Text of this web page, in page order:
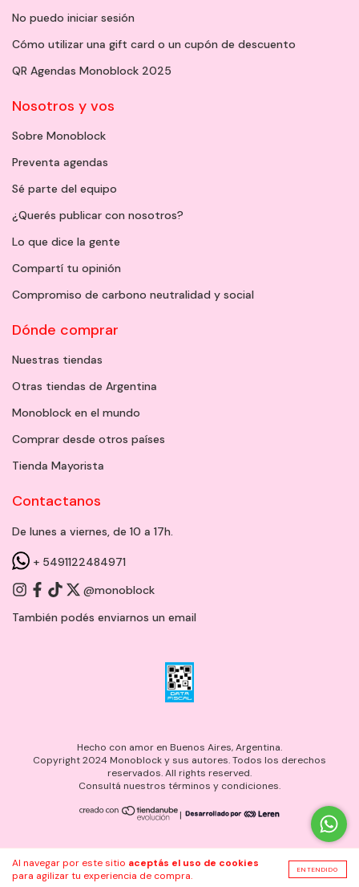
Al navegar por este sitio aceptás el uso de cookies
para agilizar tu experiencia de compra.
ENTENDIDO
No puedo iniciar sesión
Cómo utilizar una gift card o un cupón de descuento
QR Agendas Monoblock 2025
Nosotros y vos
Sobre Monoblock
Preventa agendas
Sé parte del equipo
¿Querés publicar con nosotros?
Lo que dice la gente
Compartí tu opinión
Compromiso de carbono neutralidad y social
Dónde comprar
Nuestras tiendas
Otras tiendas de Argentina
Monoblock en el mundo
Comprar desde otros países
Tienda Mayorista
Contactanos
De lunes a viernes, de 10 a 17h.
+ 5491122484971
@monoblock
También podés enviarnos un email
Hecho con amor en Buenos Aires, Argentina.
Copyright 2024 Monoblock y sus autores. Todos los derechos
reservados. All rights reserved.
Consultá nuestros términos y condiciones.
|